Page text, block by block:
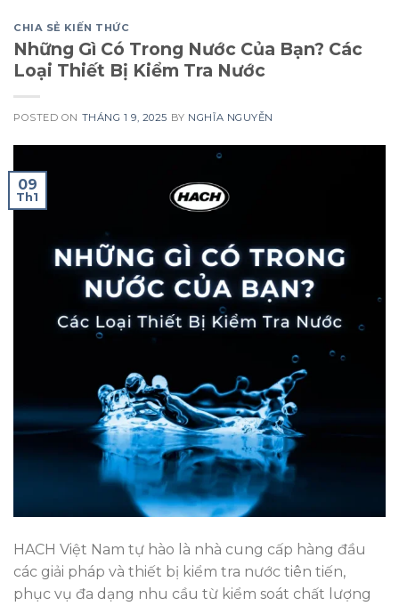
CHIA SẺ KIẾN THỨC
Những Gì Có Trong Nước Của Bạn? Các
Loại Thiết Bị Kiểm Tra Nước
POSTED ON THÁNG 1 9, 2025 BY NGHĨA NGUYỄN
09
Th1
HACH Việt Nam tự hào là nhà cung cấp hàng đầu
các giải pháp và thiết bị kiểm tra nước tiên tiến,
phục vụ đa dạng nhu cầu từ kiểm soát chất lượng